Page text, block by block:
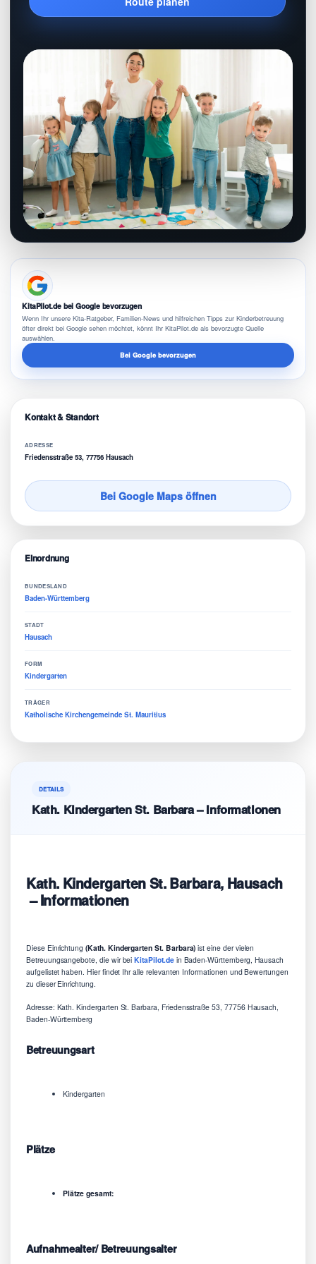
KitaPilot.de bei Google bevorzugen
Wenn Ihr unsere Kita-Ratgeber, Familien-News und hilfreichen Tipps zur Kinderbetreuung
öfter direkt bei Google sehen möchtet, könnt Ihr KitaPilot.de als bevorzugte Quelle
auswählen.
Bei Google bevorzugen
Kontakt & Standort
ADRESSE
Friedensstraße 53, 77756 Hausach
Bei Google Maps öffnen
Einordnung
BUNDESLAND
Baden-Württemberg
STADT
Hausach
FORM
Kindergarten
TRÄGER
Katholische Kirchengemeinde St. Mauritius
DETAILS
Kath. Kindergarten St. Barbara – Informationen
Kath. Kindergarten St. Barbara, Hausach
– Informationen
Diese Einrichtung (Kath. Kindergarten St. Barbara) ist eine der vielen
Betreuungsangebote, die wir beiKitaPilot.dein Baden-Württemberg, Hausach
aufgelistet haben. Hier findet Ihr alle relevanten Informationen und Bewertungen
zu dieser Einrichtung.
Adresse: Kath. Kindergarten St. Barbara, Friedensstraße 53, 77756 Hausach,
Baden-Württemberg
Betreuungsart
Kindergarten
Plätze
Plätze gesamt:
Aufnahmealter/ Betreuungsalter